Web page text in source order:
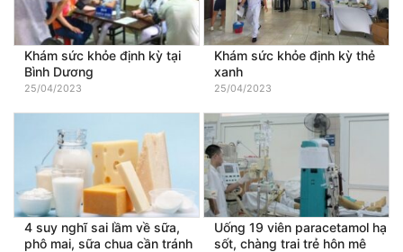
Khám sức khỏe định kỳ tại
Bình Dương
25/04/2023
Khám sức khỏe định kỳ thẻ
xanh
25/04/2023
4 suy nghĩ sai lầm về sữa,
phô mai, sữa chua cần tránh
Uống 19 viên paracetamol hạ
sốt, chàng trai trẻ hôn mê